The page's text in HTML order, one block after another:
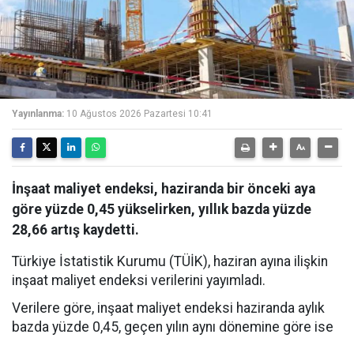
Yayınlanma: 10 Ağustos 2026 Pazartesi 10:41
İnşaat maliyet endeksi, haziranda bir önceki aya
göre yüzde 0,45 yükselirken, yıllık bazda yüzde
28,66 artış kaydetti.
Türkiye İstatistik Kurumu (TÜİK), haziran ayına ilişkin
inşaat maliyet endeksi verilerini yayımladı.
Verilere göre, inşaat maliyet endeksi haziranda aylık
bazda yüzde 0,45, geçen yılın aynı dönemine göre ise